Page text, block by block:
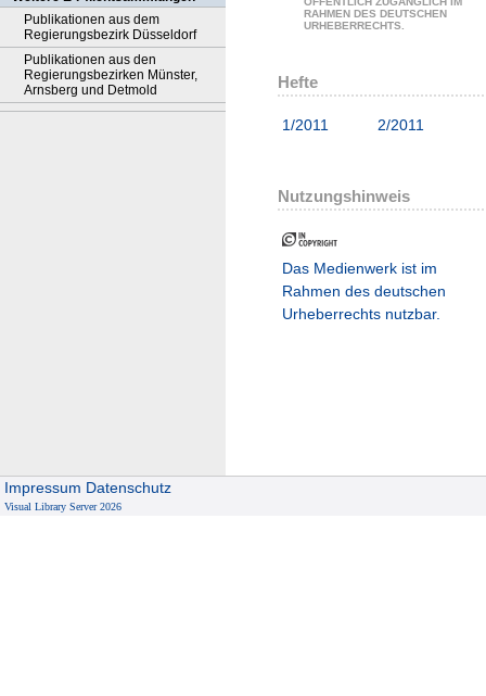
Publikationen aus dem
Regierungsbezirk Düsseldorf
Publikationen aus den
Regierungsbezirken Münster,
Arnsberg und Detmold
RAHMEN DES DEUTSCHEN
URHEBERRECHTS.
Hefte
1/2011 2/2011
Nutzungshinweis
Das Medienwerk ist im
Rahmen des deutschen
Urheberrechts nutzbar.
Impressum Datenschutz
Visual Library Server 2026